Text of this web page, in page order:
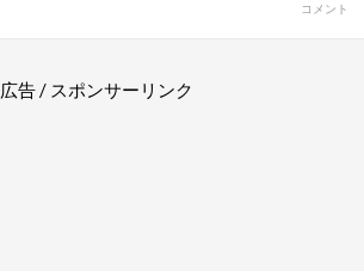
コメント
広告 / スポンサーリンク